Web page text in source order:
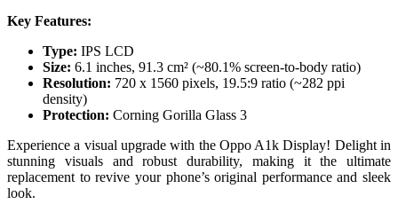
Key Features:
Type: IPS LCD
Size: 6.1 inches, 91.3 cm² (~80.1% screen-to-body ratio)
Resolution: 720 x 1560 pixels, 19.5:9 ratio (~282 ppi
density)
Protection: Corning Gorilla Glass 3
Experience a visual upgrade with the Oppo A1k Display! Delight in
stunning visuals and robust durability, making it the ultimate
replacement to revive your phone’s original performance and sleek
look.